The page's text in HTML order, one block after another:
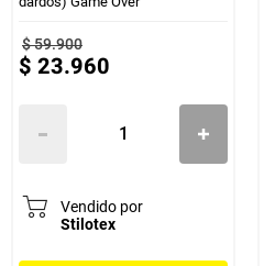
$59.900
$ 23.960
Vendido por
Stilotex